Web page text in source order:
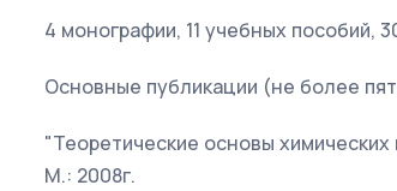
4 монографии, 11 учебных пособий,
Основные публикации (не более
"Теоретические основы
М.: 2008г.